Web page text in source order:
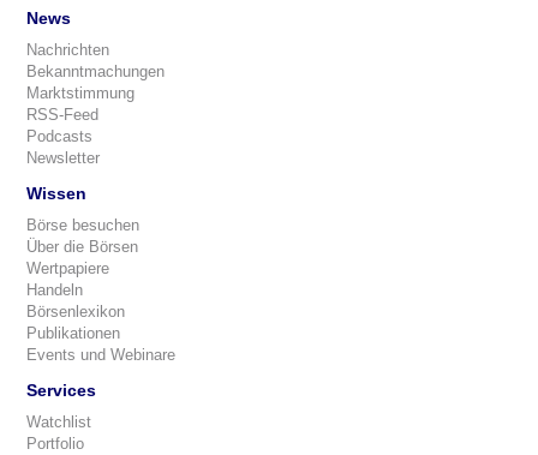
News
Nachrichten
Bekanntmachungen
Marktstimmung
RSS-Feed
Podcasts
Newsletter
Wissen
Börse besuchen
Über die Börsen
Wertpapiere
Handeln
Börsenlexikon
Publikationen
Events und Webinare
Services
Watchlist
Portfolio